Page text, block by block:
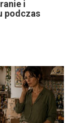
i
podczas